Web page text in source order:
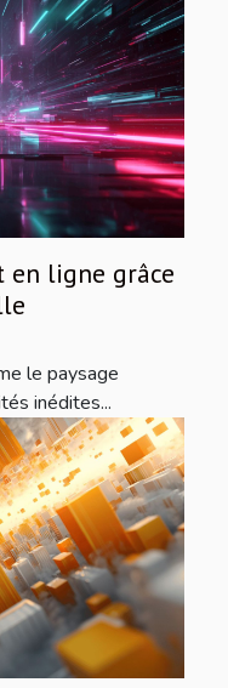
en ligne grâce
le paysage
inédites...